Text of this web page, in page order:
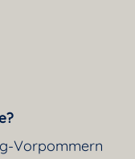
Vorpommern